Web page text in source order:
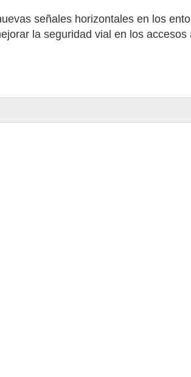
señales horizontales en los
la seguridad vial en los accesos